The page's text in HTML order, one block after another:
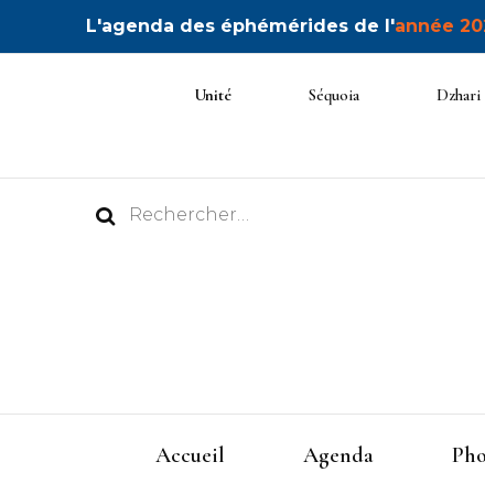
L'agenda des éphémérides de l'année
Unité Séquoia Dzhari
Rechercher :
Accueil Agenda